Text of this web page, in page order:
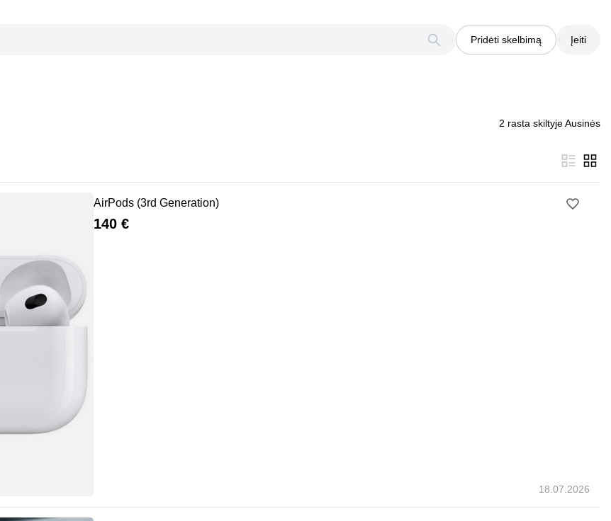
Pridėti skelbimą Įeiti
2 rasta skiltyje Ausinės
AirPods (3rd Generation)
140 €
18.07.2026